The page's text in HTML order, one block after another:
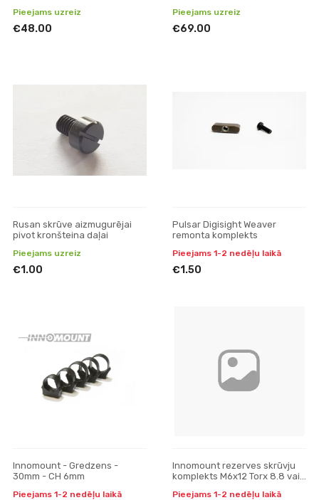
Pieejams uzreiz
€48.00
Pieejams uzreiz
€69.00
Rusan skrūve aizmugurējai
pivot kronšteina daļai
Pieejams uzreiz
€1.00
Pulsar Digisight Weaver
remonta komplekts
Pieejams 1-2 nedēļu laikā
€1.50
Innomount - Gredzens -
30mm - CH 6mm
Pieejams 1-2 nedēļu laikā
Innomount rezerves skrūvju
komplekts M6x12 Torx 8.8 vai
Pieejams 1-2 nedēļu laikā